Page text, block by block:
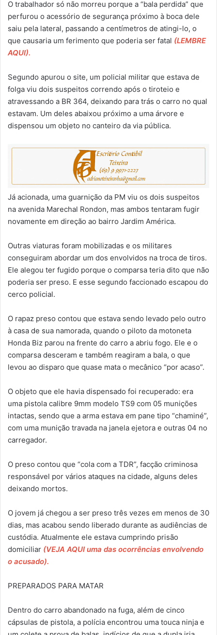
O trabalhador só não morreu porque a “bala perdida” que
perfurou o acessório de segurança próximo à boca dele
saiu pela lateral, passando a centímetros de atingi-lo, o
que causaria um ferimento que poderia ser fatal (LEMBRE
AQUI).
Segundo apurou o site, um policial militar que estava de
folga viu dois suspeitos correndo após o tiroteio e
atravessando a BR 364, deixando para trás o carro no qual
estavam. Um deles abaixou próximo a uma árvore e
dispensou um objeto no canteiro da via pública.
Já acionada, uma guarnição da PM viu os dois suspeitos
na avenida Marechal Rondon, mas ambos tentaram fugir
novamente em direção ao bairro Jardim América.
Outras viaturas foram mobilizadas e os militares
conseguiram abordar um dos envolvidos na troca de tiros.
Ele alegou ter fugido porque o comparsa teria dito que não
poderia ser preso. E esse segundo faccionado escapou do
cerco policial.
O rapaz preso contou que estava sendo levado pelo outro
à casa de sua namorada, quando o piloto da motoneta
Honda Biz parou na frente do carro a abriu fogo. Ele e o
comparsa desceram e também reagiram a bala, o que
levou ao disparo que quase mata o mecânico “por acaso”.
O objeto que ele havia dispensado foi recuperado: era
uma pistola calibre 9mm modelo TS9 com 05 munições
intactas, sendo que a arma estava em pane tipo “chaminé”,
com uma munição travada na janela ejetora e outras 04 no
carregador.
O preso contou que “cola com a TDR”, facção criminosa
responsável por vários ataques na cidade, alguns deles
deixando mortos.
O jovem já chegou a ser preso três vezes em menos de 30
dias, mas acabou sendo liberado durante as audiências de
custódia. Atualmente ele estava cumprindo prisão
domiciliar (VEJA AQUI uma das ocorrências envolvendo
o acusado).
PREPARADOS PARA MATAR
Dentro do carro abandonado na fuga, além de cinco
cápsulas de pistola, a polícia encontrou uma touca ninja e